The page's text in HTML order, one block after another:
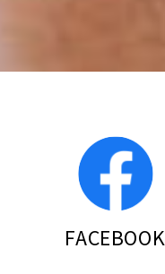
FACEBOOK